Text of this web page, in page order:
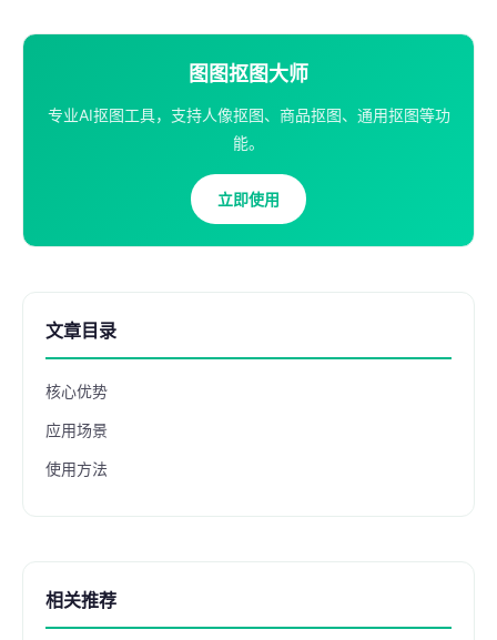
图图抠图大师
专业AI抠图工具，支持人像抠图、商品抠图、通用抠图等功
能。
立即使用
文章目录
核心优势
应用场景
使用方法
相关推荐